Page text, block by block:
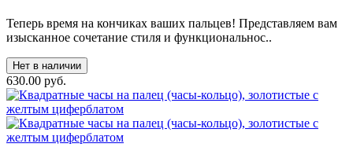
Теперь время на кончиках ваших пальцев! Представляем вам
изысканное сочетание стиля и функциональнос..
Нет в наличии
630.00 руб.